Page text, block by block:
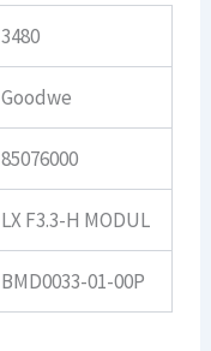
3480
Goodwe
85076000
LX F3.3-H MODUL
BMD0033-01-00P